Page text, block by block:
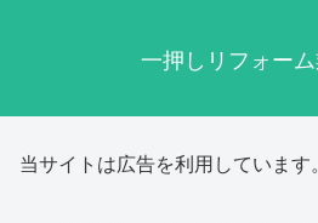
一押しリフォー
当サイトは広告を利用しています